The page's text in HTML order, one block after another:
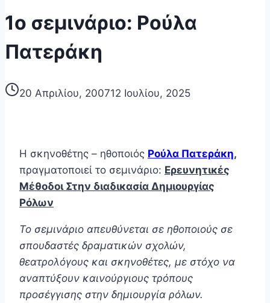
1o σεμινάριο: Ρούλα
Πατεράκη
20 Απριλίου, 200712 Ιουλίου, 2025
H σκηνοθέτης – ηθοποιός Ρούλα Πατεράκη,
πραγματοποιεί το σεμινάριο: Ερευνητικές
Μέθοδοι Στην διαδικασία Δημιουργίας
Ρόλων
Το σεμινάριο απευθύνεται σε ηθοποιούς σε
σπουδαστές δραματικών σχολών,
θεατρολόγους και σκηνοθέτες, με στόχο να
αναπτύξουν καινούργιους τρόπους
προσέγγισης στην δημιουργία ρόλων.